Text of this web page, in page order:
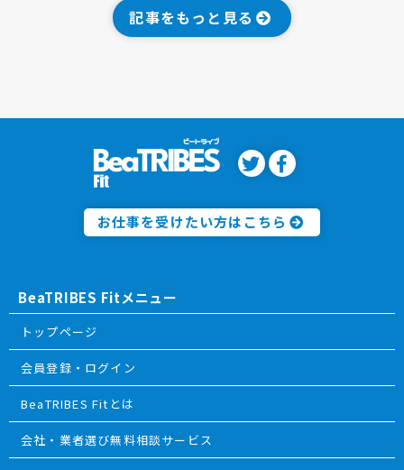
記事をもっと見る
お仕事を受けたい方はこちら
BeaTRIBES Fitメニュー
トップページ
会員登録・ログイン
BeaTRIBES Fitとは
会社・業者選び無料相談サービス